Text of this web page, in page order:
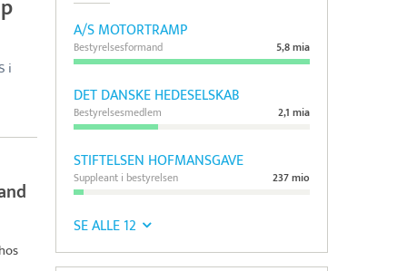
A/S MOTORTRAMP
5,8 mia
Bestyrelsesformand
DET DANSKE HEDESELSKAB
2,1 mia
Bestyrelsesmedlem
STIFTELSEN HOFMANSGAVE
237 mio
Suppleant i bestyrelsen
SE ALLE 12
i